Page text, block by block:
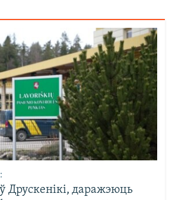
Друскенікі, даражэюць